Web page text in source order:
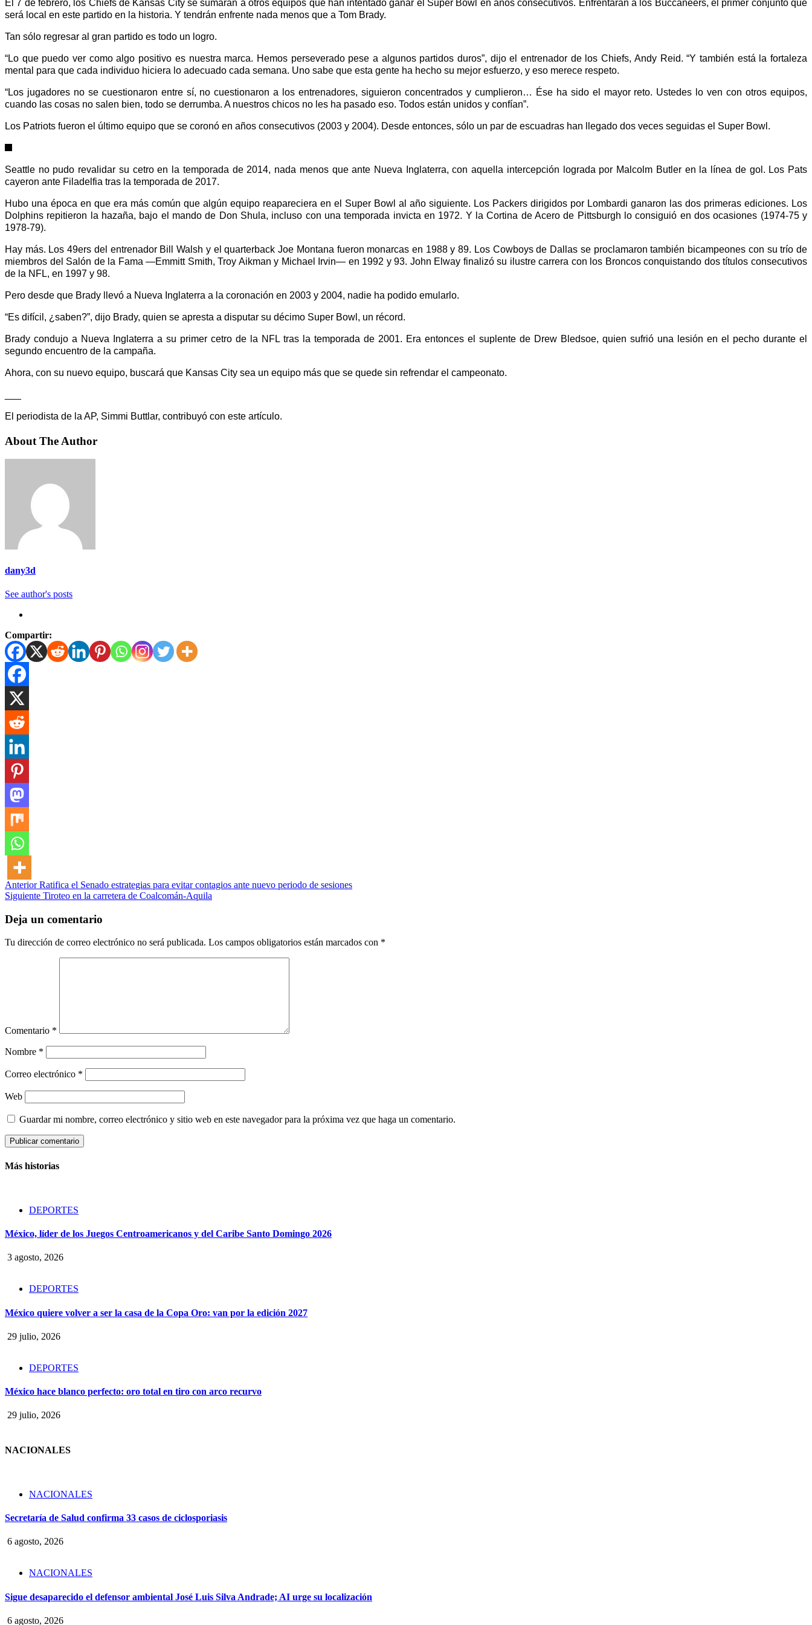
El 7 de febrero, los Chiefs de Kansas City se sumarán a otros equipos que han intentado ganar el Super Bowl en años consecutivos. Enfrentarán a los Buccaneers, el primer conjunto que
será local en este partido en la historia. Y tendrán enfrente nada menos que a Tom Brady.
Tan sólo regresar al gran partido es todo un logro.
“Lo que puedo ver como algo positivo es nuestra marca. Hemos perseverado pese a algunos partidos duros”, dijo el entrenador de los Chiefs, Andy Reid. “Y también está la fortaleza
mental para que cada individuo hiciera lo adecuado cada semana. Uno sabe que esta gente ha hecho su mejor esfuerzo, y eso merece respeto.
“Los jugadores no se cuestionaron entre sí, no cuestionaron a los entrenadores, siguieron concentrados y cumplieron… Ése ha sido el mayor reto. Ustedes lo ven con otros equipos,
cuando las cosas no salen bien, todo se derrumba. A nuestros chicos no les ha pasado eso. Todos están unidos y confían”.
Los Patriots fueron el último equipo que se coronó en años consecutivos (2003 y 2004). Desde entonces, sólo un par de escuadras han llegado dos veces seguidas el Super Bowl.
Seattle no pudo revalidar su cetro en la temporada de 2014, nada menos que ante Nueva Inglaterra, con aquella intercepción lograda por Malcolm Butler en la línea de gol. Los Pats
cayeron ante Filadelfia tras la temporada de 2017.
Hubo una época en que era más común que algún equipo reapareciera en el Super Bowl al año siguiente. Los Packers dirigidos por Lombardi ganaron las dos primeras ediciones. Los
Dolphins repitieron la hazaña, bajo el mando de Don Shula, incluso con una temporada invicta en 1972. Y la Cortina de Acero de Pittsburgh lo consiguió en dos ocasiones (1974-75 y
1978-79).
Hay más. Los 49ers del entrenador Bill Walsh y el quarterback Joe Montana fueron monarcas en 1988 y 89. Los Cowboys de Dallas se proclamaron también bicampeones con su trío de
miembros del Salón de la Fama —Emmitt Smith, Troy Aikman y Michael Irvin— en 1992 y 93. John Elway finalizó su ilustre carrera con los Broncos conquistando dos títulos consecutivos
de la NFL, en 1997 y 98.
Pero desde que Brady llevó a Nueva Inglaterra a la coronación en 2003 y 2004, nadie ha podido emularlo.
“Es difícil, ¿saben?”, dijo Brady, quien se apresta a disputar su décimo Super Bowl, un récord.
Brady condujo a Nueva Inglaterra a su primer cetro de la NFL tras la temporada de 2001. Era entonces el suplente de Drew Bledsoe, quien sufrió una lesión en el pecho durante el
segundo encuentro de la campaña.
Ahora, con su nuevo equipo, buscará que Kansas City sea un equipo más que se quede sin refrendar el campeonato.
El periodista de la AP, Simmi Buttlar, contribuyó con este artículo.
About The Author
dany3d
See author's posts
Compartir:
Post
navigation
AnteriorRatifica el Senado estrategias para evitar contagios ante nuevo periodo de sesiones
Siguiente Tiroteo en la carretera de Coalcomán-Aquila
Deja un comentario
Tu dirección de correo electrónico no será publicada. Los campos obligatorios están marcados con *
Comentario *
Nombre *
Correo electrónico *
Web
Guardar mi nombre, correo electrónico y sitio web en este navegador para la próxima vez que haga un comentario.
Más historias
DEPORTES
México, líder de los Juegos Centroamericanos y del Caribe Santo Domingo 2026
3 agosto, 2026
DEPORTES
México quiere volver a ser la casa de la Copa Oro: van por la edición 2027
29 julio, 2026
DEPORTES
México hace blanco perfecto: oro total en tiro con arco recurvo
29 julio, 2026
NACIONALES
NACIONALES
Secretaría de Salud confirma 33 casos de ciclosporiasis
6 agosto, 2026
NACIONALES
Sigue desaparecido el defensor ambiental José Luis Silva Andrade; AI urge su localización
6 agosto, 2026